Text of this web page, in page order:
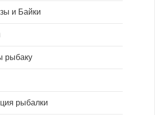
и Байки
рыбаку
рыбалки